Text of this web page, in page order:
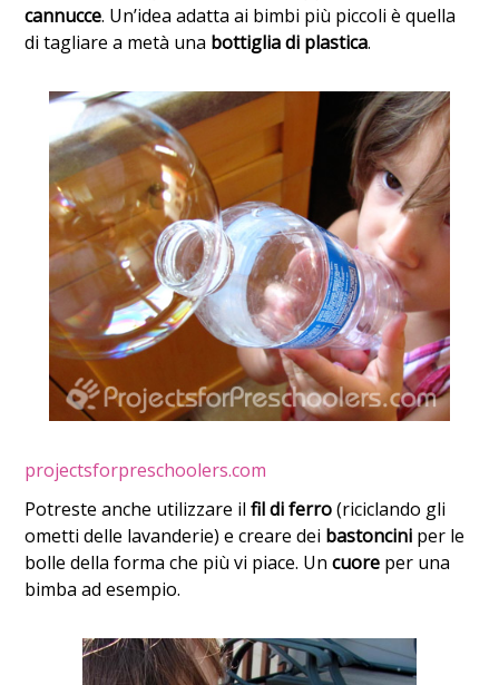
cannucce. Un’idea adatta ai bimbi più piccoli è quella
di tagliare a metà una bottiglia di plastica.
projectsforpreschoolers.com
Potreste anche utilizzare il fil di ferro(riciclando gli
ometti delle lavanderie) e creare dei bastoncini per le
bolle della forma che più vi piace. Uncuore per una
bimba ad esempio.